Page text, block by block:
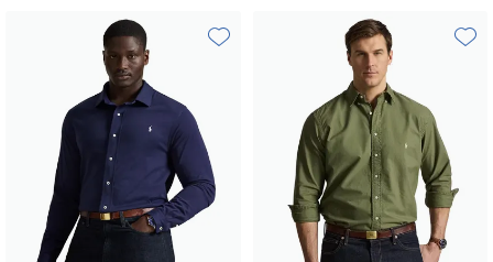
Toevoegen aan favorieten